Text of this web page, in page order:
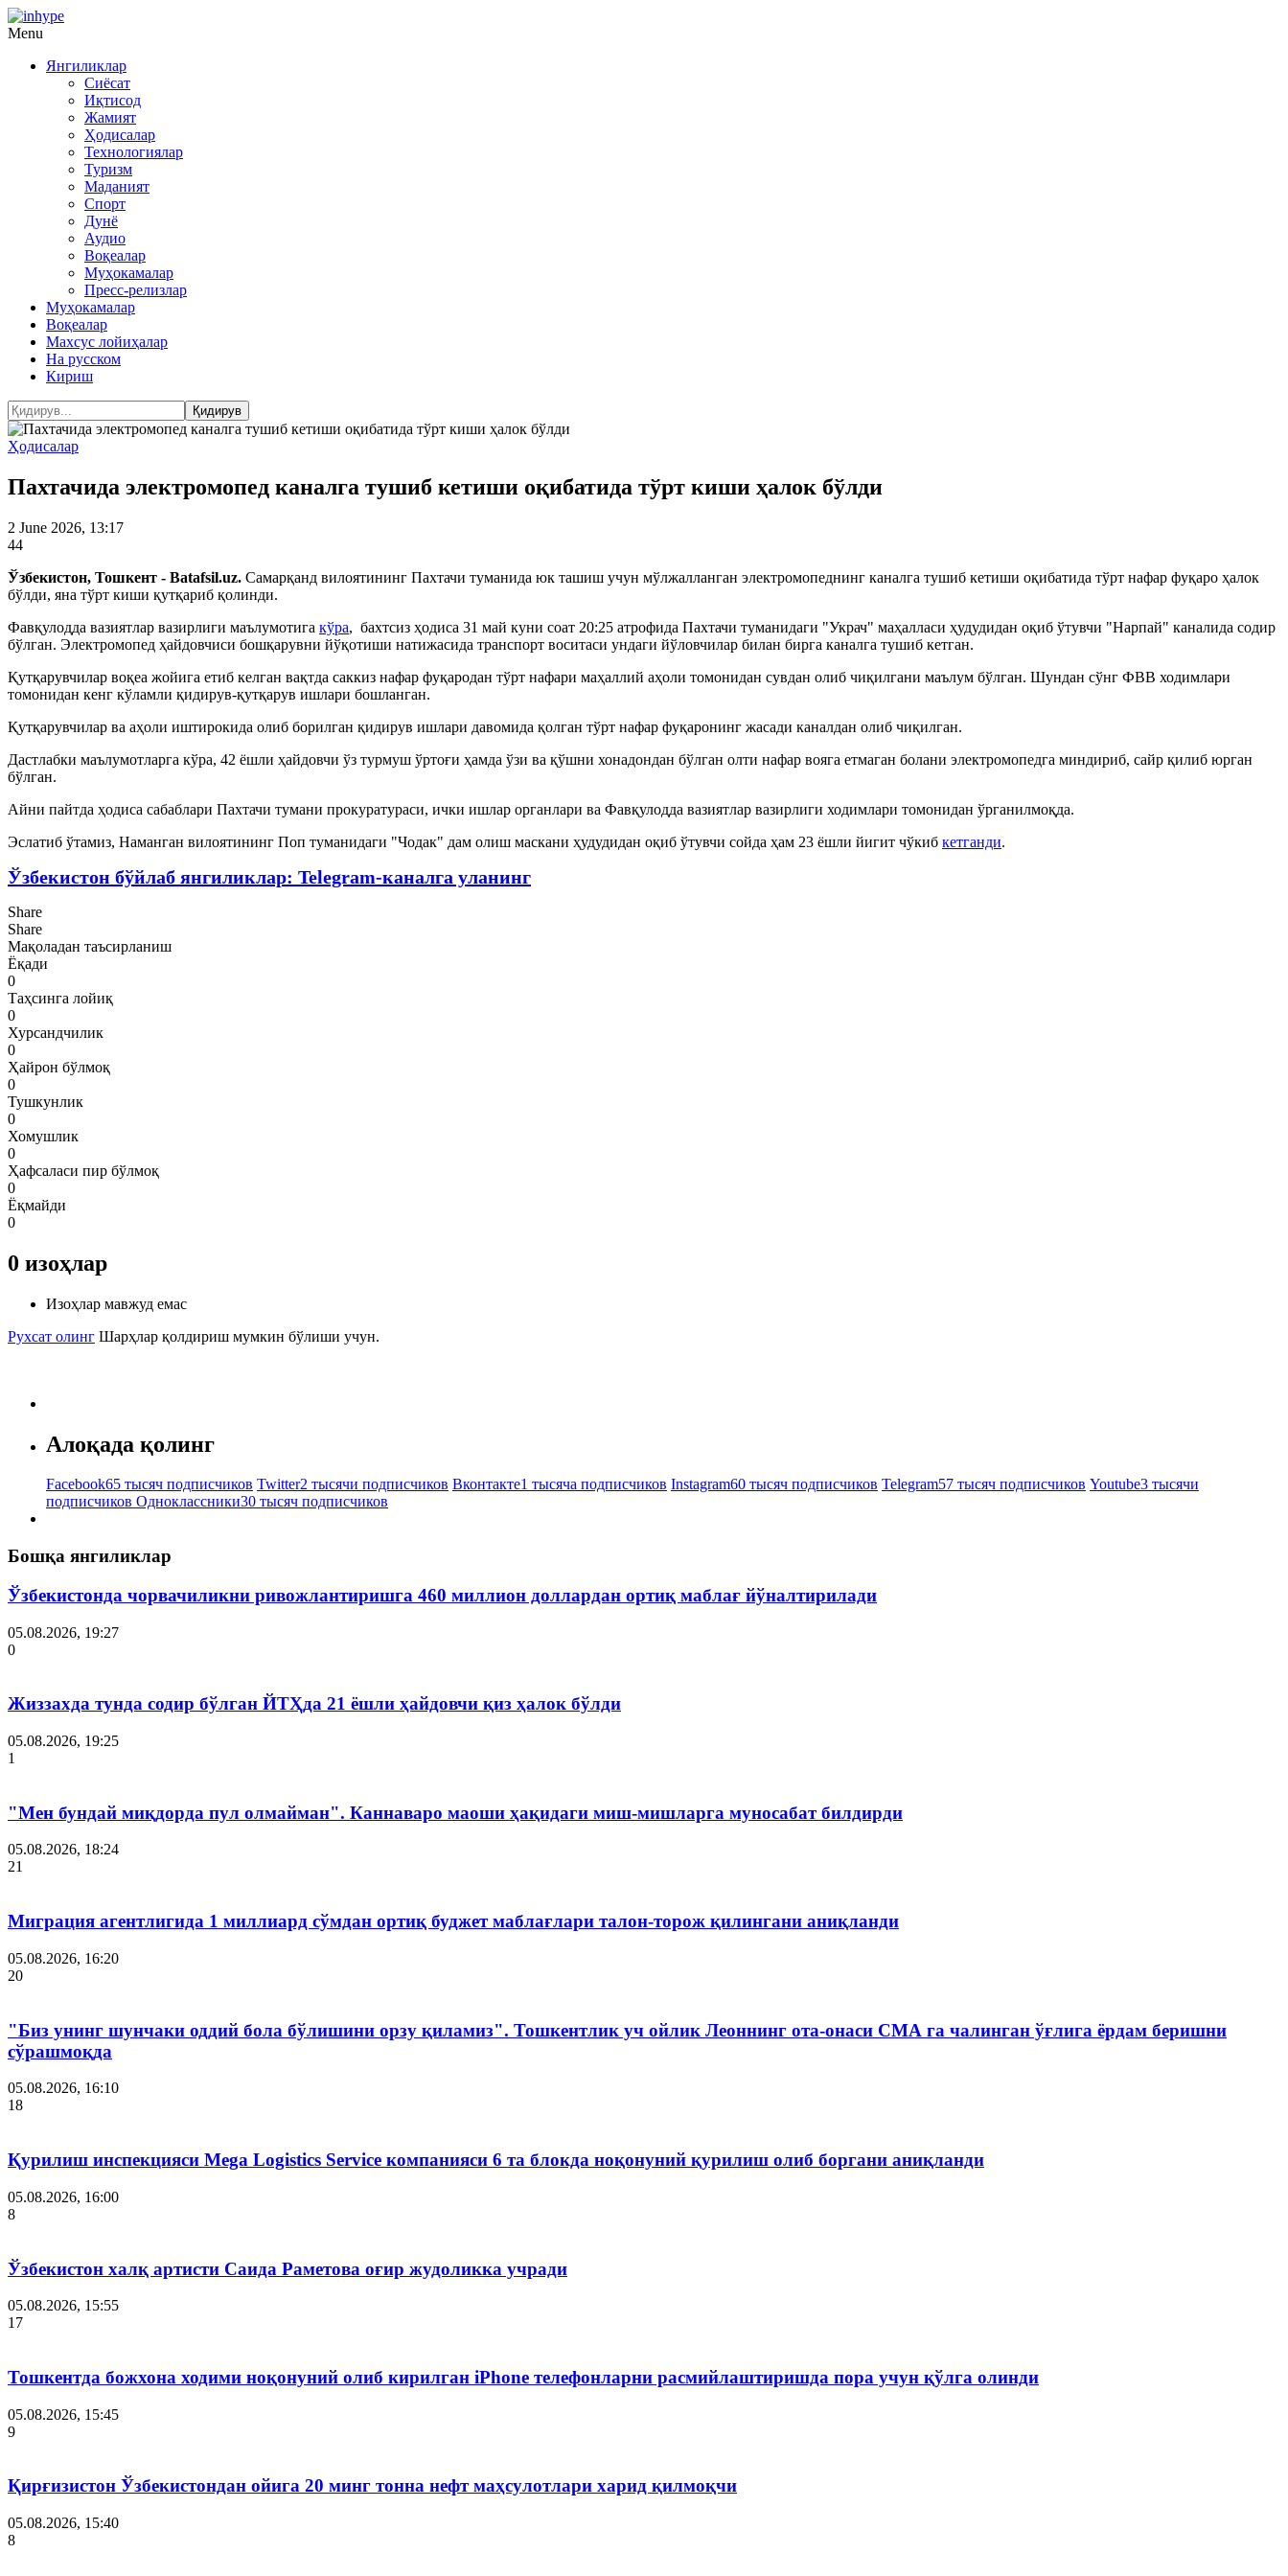
Menu
Янгиликлар
Сиёсат
Иқтисод
Жамият
Ҳодисалар
Технологиялар
Туризм
Маданият
Спорт
Дунё
Аудио
Воқеалар
Муҳокамалар
Пресс-релизлар
Муҳокамалар
Воқеалар
Махсус лойиҳалар
На русском
Кириш
Ҳодисалар
Пахтачида электромопед каналга тушиб кетиши оқибатида тўрт киши ҳалок бўлди
2 June 2026, 13:17
44
Ўзбекистон, Тошкент - Batafsil.uz. Самарқанд вилоятининг Пахтачи туманида юк ташиш учун мўлжалланган электромопеднинг каналга тушиб кетиши оқибатида тўрт нафар фуқаро ҳалок
бўлди, яна тўрт киши қутқариб қолинди.
Фавқулодда вазиятлар вазирлиги маълумотига кўра, бахтсиз ҳодиса 31 май куни соат 20:25 атрофида Пахтачи туманидаги "Украч" маҳалласи ҳудудидан оқиб ўтувчи "Нарпай" каналида содир
бўлган. Электромопед ҳайдовчиси бошқарувни йўқотиши натижасида транспорт воситаси ундаги йўловчилар билан бирга каналга тушиб кетган.
Қутқарувчилар воқеа жойига етиб келган вақтда саккиз нафар фуқародан тўрт нафари маҳаллий аҳоли томонидан сувдан олиб чиқилгани маълум бўлган. Шундан сўнг ФВВ ходимлари
томонидан кенг кўламли қидирув-қутқарув ишлари бошланган.
Қутқарувчилар ва аҳоли иштирокида олиб борилган қидирув ишлари давомида қолган тўрт нафар фуқаронинг жасади каналдан олиб чиқилган.
Дастлабки маълумотларга кўра, 42 ёшли ҳайдовчи ўз турмуш ўртоғи ҳамда ўзи ва қўшни хонадондан бўлган олти нафар вояга етмаган болани электромопедга миндириб, сайр қилиб юрган
бўлган.
Айни пайтда ҳодиса сабаблари Пахтачи тумани прокуратураси, ички ишлар органлари ва Фавқулодда вазиятлар вазирлиги ходимлари томонидан ўрганилмоқда.
Эслатиб ўтамиз, Наманган вилоятининг Поп туманидаги "Чодак" дам олиш маскани ҳудудидан оқиб ўтувчи сойда ҳам 23 ёшли йигит чўкиб кетганди.
Ўзбекистон бўйлаб янгиликлар: Telegram-каналга уланинг
Share
Share
Мақоладан таъсирланиш
Ёқади
0
Таҳсинга лойиқ
0
Хурсандчилик
0
Ҳайрон бўлмоқ
0
Тушкунлик
0
Хомушлик
0
Ҳафсаласи пир бўлмоқ
0
Ёқмайди
0
0 изоҳлар
Изоҳлар мавжуд емас
Рухсат олинг Шарҳлар қолдириш мумкин бўлиши учун.
Алоқада қолинг
Facebook65 тысяч подписчиков Twitter2 тысячи подписчиков Вконтакте1 тысяча подписчиков Instagram60 тысяч подписчиков Telegram57 тысяч подписчиков Youtube3 тысячи
подписчиков Одноклассники30 тысяч подписчиков
Бошқа янгиликлар
Ўзбекистонда чорвачиликни ривожлантиришга 460 миллион доллардан ортиқ маблағ йўналтирилади
05.08.2026, 19:27
0
Жиззахда тунда содир бўлган ЙТҲда 21 ёшли ҳайдовчи қиз ҳалок бўлди
05.08.2026, 19:25
1
"Мен бундай миқдорда пул олмайман". Каннаваро маоши ҳақидаги миш-мишларга муносабат билдирди
05.08.2026, 18:24
21
Миграция агентлигида 1 миллиард сўмдан ортиқ буджет маблағлари талон-торож қилингани аниқланди
05.08.2026, 16:20
20
"Биз унинг шунчаки оддий бола бўлишини орзу қиламиз". Тошкентлик уч ойлик Леоннинг ота-онаси СМА га чалинган ўғлига ёрдам беришни
сўрашмоқда
05.08.2026, 16:10
18
Қурилиш инспекцияси Мega Logistics Service компанияси 6 та блокда ноқонуний қурилиш олиб боргани аниқланди
05.08.2026, 16:00
8
Ўзбекистон халқ артисти Саида Раметова оғир жудоликка учради
05.08.2026, 15:55
17
Тошкентда божхона ходими ноқонуний олиб кирилган iPhone телефонларни расмийлаштиришда пора учун қўлга олинди
05.08.2026, 15:45
9
Қирғизистон Ўзбекистондан ойига 20 минг тонна нефт маҳсулотлари харид қилмоқчи
05.08.2026, 15:40
8